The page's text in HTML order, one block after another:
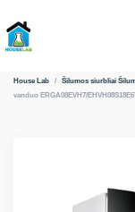
House Lab / Šilumos siurbliai
vanduo ERGA08EVH7/